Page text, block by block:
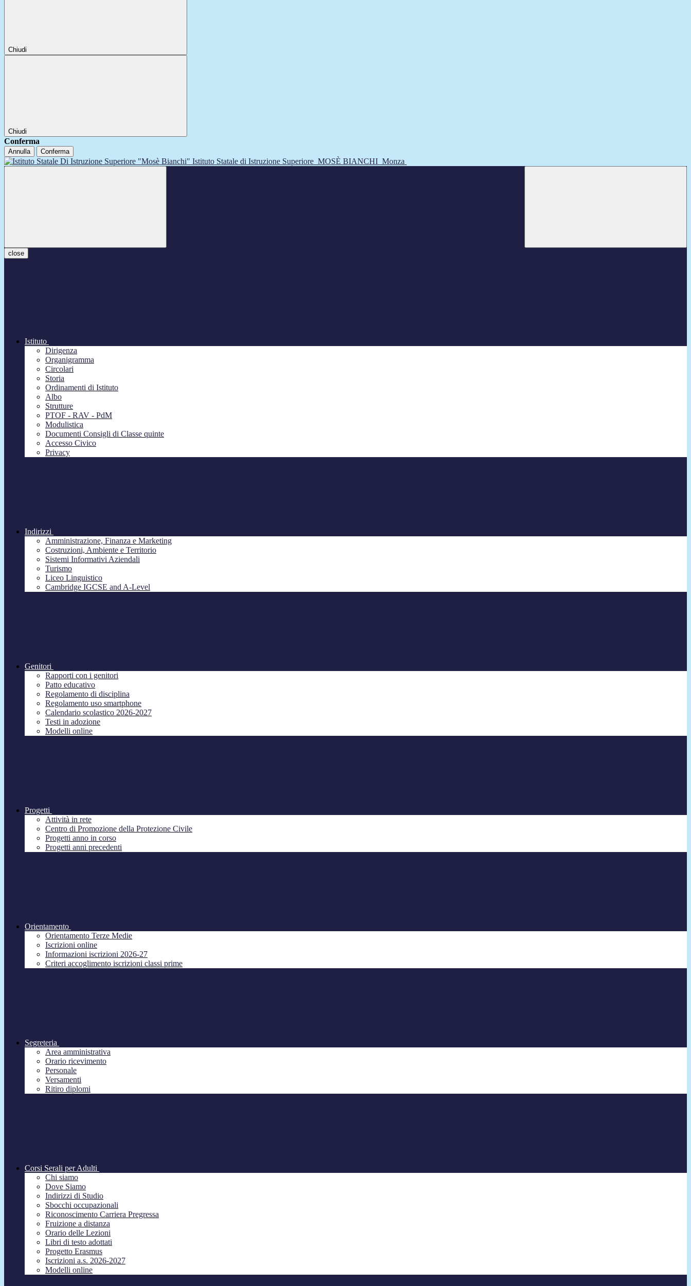
Chiudi
Chiudi
Conferma
Annulla Conferma
Istituto Statale di Istruzione Superiore MOSÈ BIANCHI Monza
close
Istituto
Dirigenza
Organigramma
Circolari
Storia
Ordinamenti di Istituto
Albo
Strutture
PTOF - RAV - PdM
Modulistica
Documenti Consigli di Classe quinte
Accesso Civico
Privacy
Indirizzi
Amministrazione, Finanza e Marketing
Costruzioni, Ambiente e Territorio
Sistemi Informativi Aziendali
Turismo
Liceo Linguistico
Cambridge IGCSE and A-Level
Genitori
Rapporti con i genitori
Patto educativo
Regolamento di disciplina
Regolamento uso smartphone
Calendario scolastico 2026-2027
Testi in adozione
Modelli online
Progetti
Attività in rete
Centro di Promozione della Protezione Civile
Progetti anno in corso
Progetti anni precedenti
Orientamento
Orientamento Terze Medie
Iscrizioni online
Informazioni iscrizioni 2026-27
Criteri accoglimento iscrizioni classi prime
Segreteria
Area amministrativa
Orario ricevimento
Personale
Versamenti
Ritiro diplomi
Corsi Serali per Adulti
Chi siamo
Dove Siamo
Indirizzi di Studio
Sbocchi occupazionali
Riconoscimento Carriera Pregressa
Fruizione a distanza
Orario delle Lezioni
Libri di testo adottati
Progetto Erasmus
Iscrizioni a.s. 2026-2027
Modelli online